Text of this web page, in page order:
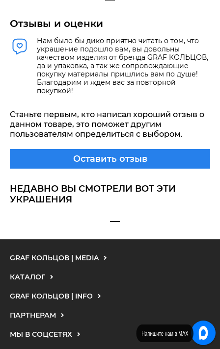
Отзывы и оценки
Нам было бы дико приятно читать о том, что
украшение подошло вам, вы довольны
качеством изделия от бренда GRAF КОЛЬЦОВ,
да и упаковка, а так же сопровождающие
покупку материалы пришлись вам по душе!
Благодарим и ждем вас за повторной
покупкой!
Оставить отзыв
Станьте первым, кто написал хороший отзыв о
данном товаре, это поможет другим
пользователям определиться с выбором.
НЕДАВНО ВЫ СМОТРЕЛИ ВОТ ЭТИ
УКРАШЕНИЯ
GRAF КОЛЬЦОВ | MEDIA
КАТАЛОГ
GRAF КОЛЬЦОВ | INFO
ПАРТНЕРАМ
МЫ В СОЦСЕТЯХ Напишите нам в MAX